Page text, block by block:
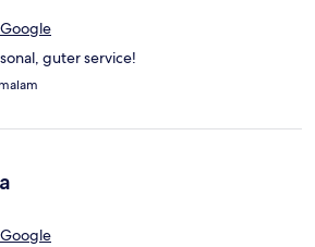
guter service!